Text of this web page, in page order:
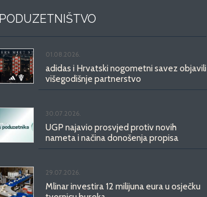
PODUZETNIŠTVO
01.08.2026.
adidas i Hrvatski nogometni savez objavili
višegodišnje partnerstvo
30.07.2026.
UGP najavio prosvjed protiv novih
nameta i načina donošenja propisa
29.07.2026.
Mlinar investira 12 milijuna eura u osječku